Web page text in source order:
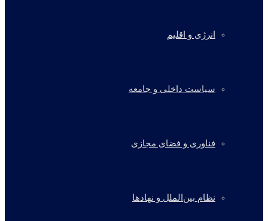
انرژی و اقلیم
سیاست داخلی و جامعه
فناوری و فضای مجازی
نظام بین‌الملل و نهادها